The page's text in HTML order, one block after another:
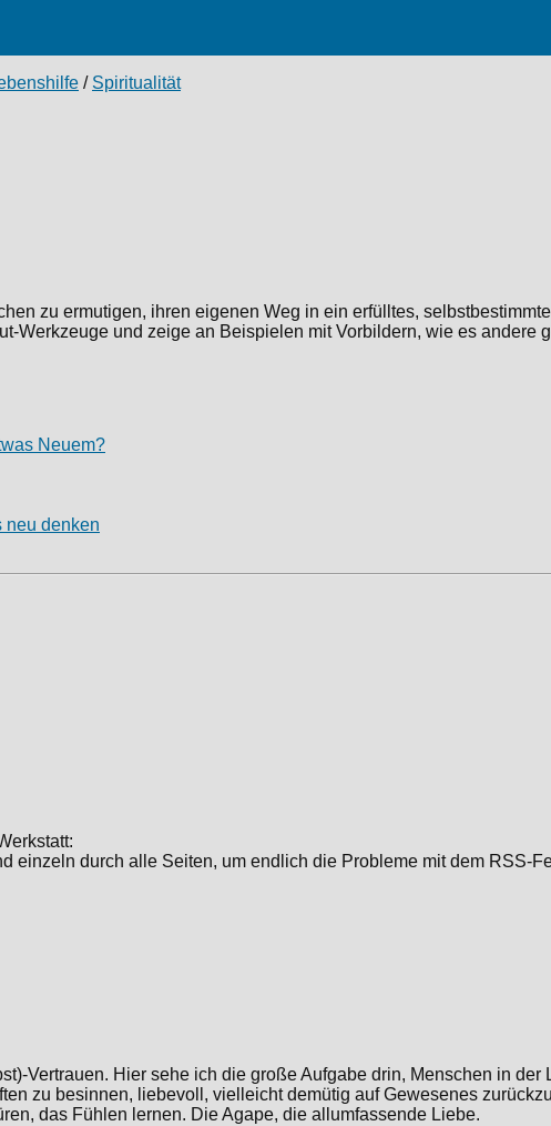
/ Spiritualität
zu ermutigen, ihren eigenen Weg in ein erfülltes,
Werkzeuge und zeige an Beispielen mit Vorbildern, wie es andere
Neuem?
neu denken
einzeln durch alle Seiten, um endlich die Probleme mit dem
Vertrauen. Hier sehe ich die große Aufgabe drin, Menschen in
zu besinnen, liebevoll, vielleicht demütig auf Gewesenes
das Fühlen lernen. Die Agape, die allumfassende Liebe.